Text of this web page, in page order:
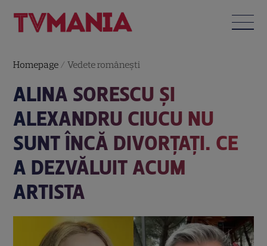
Homepage /Vedete româneşti
ALINA SORESCU ȘI
ALEXANDRU CIUCU NU
SUNT ÎNCĂ DIVORȚAȚI. CE
A DEZVĂLUIT ACUM
ARTISTA